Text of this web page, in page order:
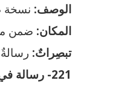
الوصف: نسخة
المكان: ضمن
تبصِراتٌ:
221- رسالة في أسباب الشهادة: